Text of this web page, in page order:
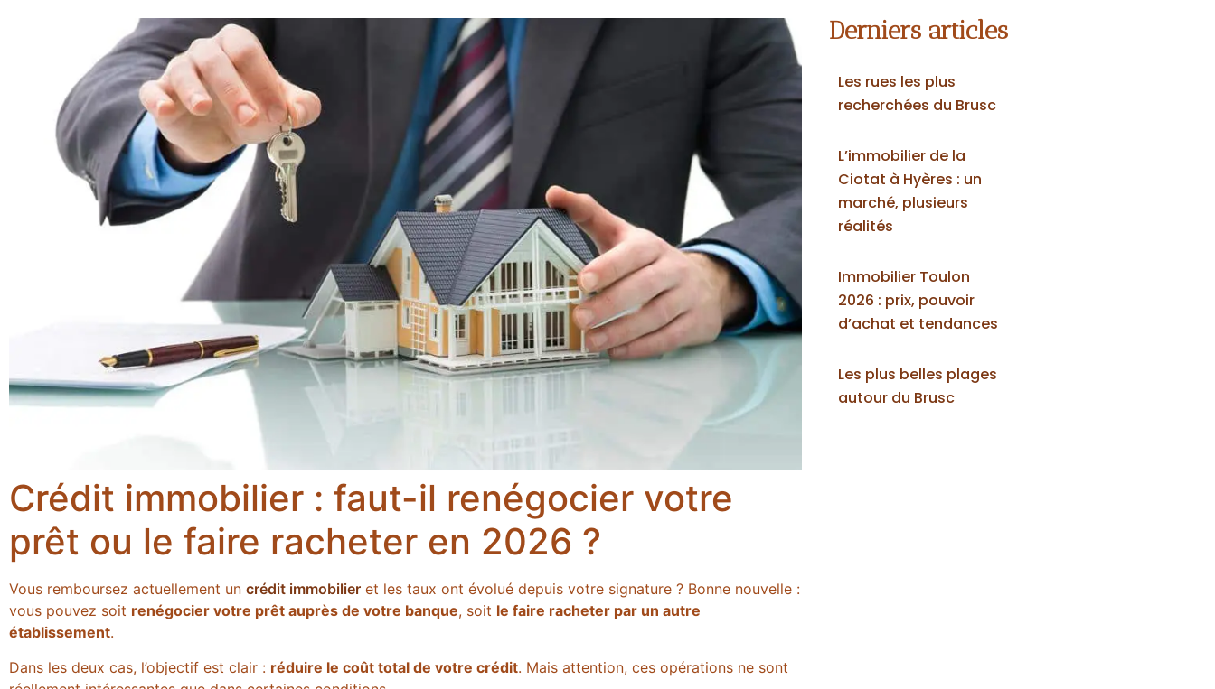
Crédit immobilier : faut-il renégocier votre
prêt ou le faire racheter en 2026 ?
Vous remboursez actuellement un crédit immobilier et les taux ont évolué depuis votre signature ? Bonne nouvelle :
vous pouvez soit renégocier votre prêt auprès de votre banque, soit le faire racheter par un autre
établissement.
Dans les deux cas, l’objectif est clair : réduire le coût total de votre crédit. Mais attention, ces opérations ne sont
Derniers articles
Les rues les plus
recherchées du Brusc
L’immobilier de la
Ciotat à Hyères : un
marché, plusieurs
réalités
Immobilier Toulon
2026 : prix, pouvoir
d’achat et tendances
Les plus belles plages
autour du Brusc